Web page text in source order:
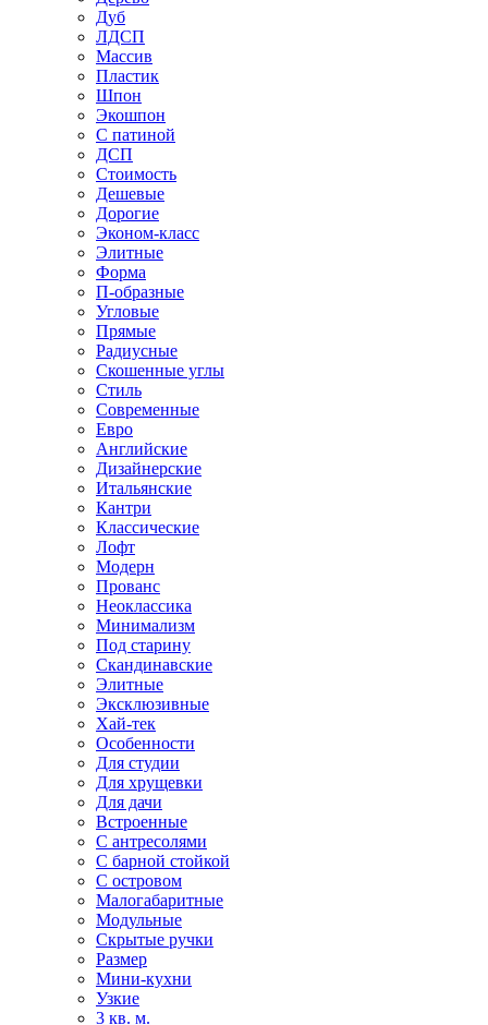
Дуб
ЛДСП
Массив
Пластик
Шпон
Экошпон
С патиной
ДСП
Стоимость
Дешевые
Дорогие
Эконом-класс
Элитные
Форма
П-образные
Угловые
Прямые
Радиусные
Скошенные углы
Стиль
Современные
Евро
Английские
Дизайнерские
Итальянские
Кантри
Классические
Лофт
Модерн
Прованс
Неоклассика
Минимализм
Под старину
Скандинавские
Элитные
Эксклюзивные
Хай-тек
Особенности
Для студии
Для хрущевки
Для дачи
Встроенные
С антресолями
С барной стойкой
С островом
Малогабаритные
Модульные
Скрытые ручки
Размер
Мини-кухни
Узкие
3 кв. м.